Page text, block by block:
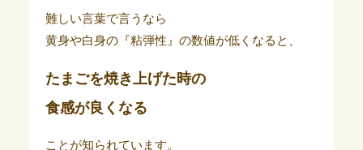
難しい言葉で言うなら
黄身や白身の『粘弾性』の数値が低くなると、
たまごを焼き上げた時の
食感が良くなる
ことが知られています。